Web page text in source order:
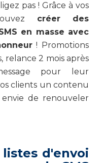
pas ! Grâce à vos
créer des
en masse avec
! Promotions
relance 2 mois après
pour leur
clients un contenu
de renouveler
d'envoi